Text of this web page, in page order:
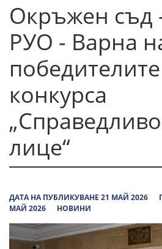
Окръжен съд
РУО - Варна
конкурса
лице“
ДАТА НА ПУБЛИКУВАНЕ 21 МАЙ 2026
МАЙ 2026
НОВИНИ